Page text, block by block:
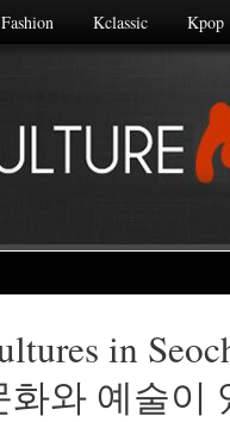
Fashion Kclassic Kpop
in
와 예술이